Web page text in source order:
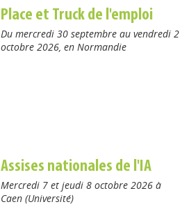
Place et Truck de l'emploi
Du mercredi 30 septembre au vendredi 2
octobre 2026, en Normandie
Assises nationales de l'IA
Mercredi 7 et jeudi 8 octobre 2026 à
Caen (Université)